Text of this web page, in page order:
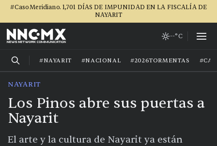
#CasoMeridiano. 1,701 DÍAS DE IMPUNIDAD EN LA FISCALÍA DE
NAYARIT
--°C
#NAYARIT #NACIONAL #2026TORMENTAS
NAYARIT
Los Pinos abre sus puertas a
Nayarit
El arte y la cultura de Nayarit ya están